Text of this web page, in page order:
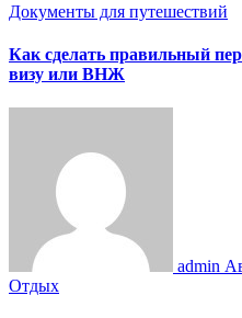
Документы для путешествий
Как сделать правильный
визу или ВНЖ
admin
Отдых